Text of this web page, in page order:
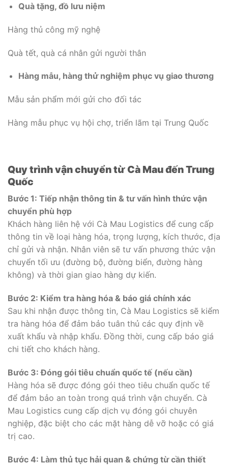
Quà tặng, đồ lưu niệm
Hàng thủ công mỹ nghệ
Quà tết, quà cá nhân gửi người thân
Hàng mẫu, hàng thử nghiệm phục vụ giao thương
Mẫu sản phẩm mới gửi cho đối tác
Hàng mẫu phục vụ hội chợ, triển lãm tại Trung Quốc
Quy trình vận chuyển từ Cà Mau đến Trung
Quốc
Bước 1: Tiếp nhận thông tin & tư vấn hình thức vận
chuyển phù hợp
Khách hàng liên hệ với Cà Mau Logistics để cung cấp
thông tin về loại hàng hóa, trọng lượng, kích thước, địa
chỉ gửi và nhận. Nhân viên sẽ tư vấn phương thức vận
chuyển tối ưu (đường bộ, đường biển, đường hàng
không) và thời gian giao hàng dự kiến.
Bước 2: Kiểm tra hàng hóa & báo giá chính xác
Sau khi nhận được thông tin, Cà Mau Logistics sẽ kiểm
tra hàng hóa để đảm bảo tuân thủ các quy định về
xuất khẩu và nhập khẩu. Đồng thời, cung cấp báo giá
chi tiết cho khách hàng.
Bước 3: Đóng gói tiêu chuẩn quốc tế (nếu cần)
Hàng hóa sẽ được đóng gói theo tiêu chuẩn quốc tế
để đảm bảo an toàn trong quá trình vận chuyển. Cà
Mau Logistics cung cấp dịch vụ đóng gói chuyên
nghiệp, đặc biệt cho các mặt hàng dễ vỡ hoặc có giá
trị cao.
Bước 4: Làm thủ tục hải quan & chứng từ cần thiết